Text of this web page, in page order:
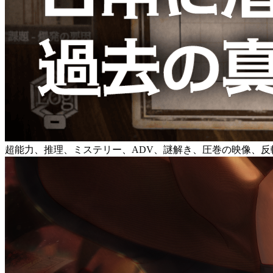
超能力、推理、ミステリー、ADV、謎解き、圧巻の映像、反